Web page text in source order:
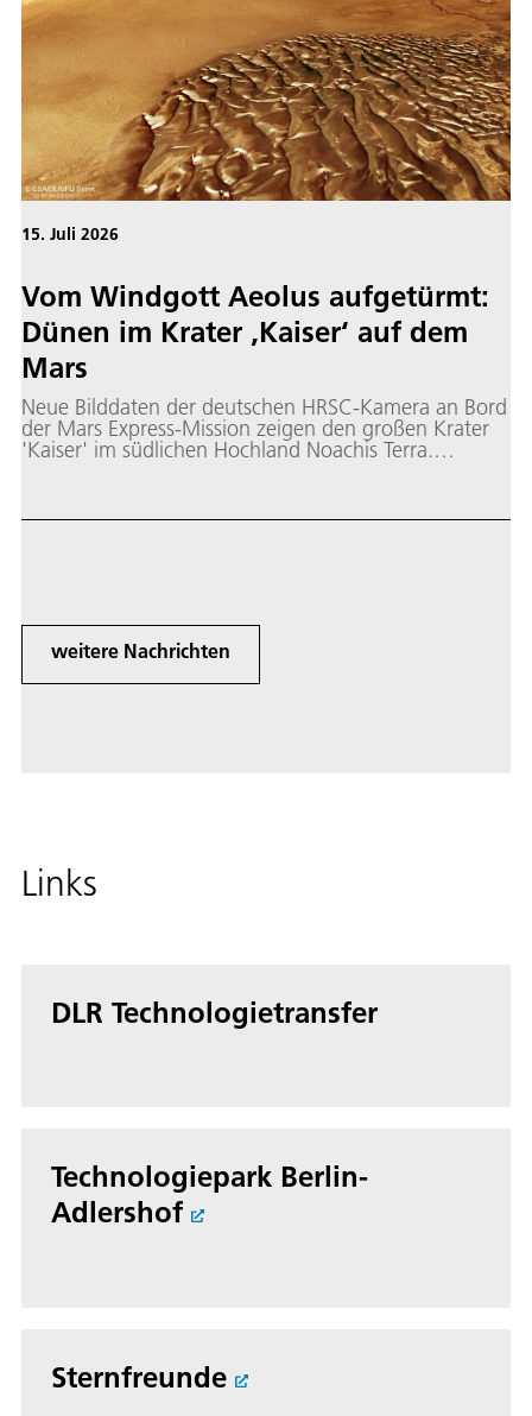
15. Juli 2026
Vom Windgott Aeolus aufgetürmt:
Dünen im Krater ‚Kaiser‘ auf dem
Mars
Neue Bilddaten der deutschen HRSC-Kamera an Bord
der Mars Express-Mission zeigen den großen Krater
'Kaiser' im südlichen Hochland Noachis Terra.
riesiges Dünenfeld und einzelne Dünen aus
weitere Nachrichten
Links
DLR Technologietransfer
Technologiepark Berlin-
Adlershof
Sternfreunde